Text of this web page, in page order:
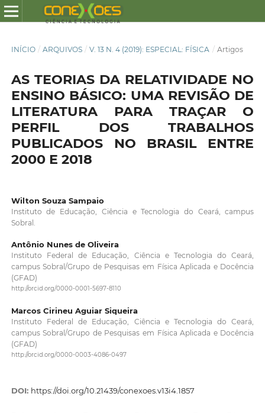
INÍCIO / ARQUIVOS / V. 13 N. 4 (2019): ESPECIAL: FÍSICA / Artigos
AS TEORIAS DA RELATIVIDADE NO
ENSINO BÁSICO: UMA REVISÃO DE
LITERATURA PARA TRAÇAR O
PERFIL DOS TRABALHOS
PUBLICADOS NO BRASIL ENTRE
2000 E 2018
Wilton Souza Sampaio
Instituto de Educação, Ciência e Tecnologia do Ceará, campus
Sobral.
Antônio Nunes de Oliveira
Instituto Federal de Educação, Ciência e Tecnologia do Ceará,
campus Sobral/Grupo de Pesquisas em Física Aplicada e Docência
(GFAD)
http://orcid.org/0000-0001-5697-8110
Marcos Cirineu Aguiar Siqueira
Instituto Federal de Educação, Ciência e Tecnologia do Ceará,
campus Sobral/Grupo de Pesquisas em Física Aplicada e Docência
(GFAD)
http://orcid.org/0000-0003-4086-0497
DOI: https://doi.org/10.21439/conexoes.v13i4.1857